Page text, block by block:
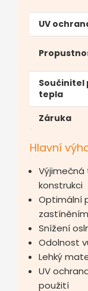
UV
Součinitel
tepla
Záruka
Hlavní
konstrukci
Optimální
zastíněním
Snížení
Odolnost
Lehký
UV
použití